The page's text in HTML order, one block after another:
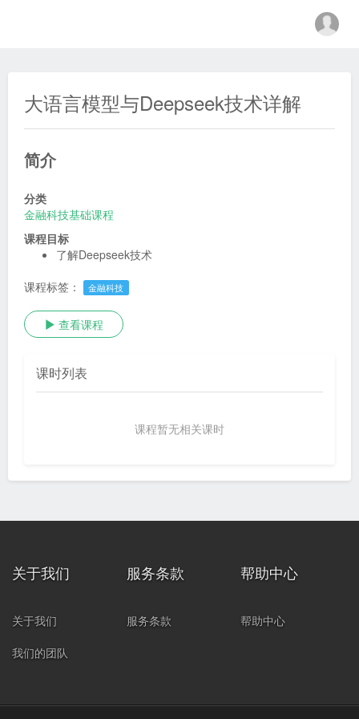
大语言模型与Deepseek技术详解
简介
分类
金融科技基础课程
课程目标
了解Deepseek技术
课程标签：
金融科技
查看课程
课时列表
课程暂无相关课时
关于我们
关于我们
我们的团队
服务条款
服务条款
帮助中心
帮助中心